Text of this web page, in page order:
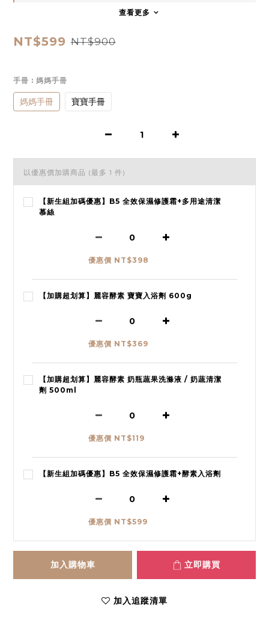
查看更多
NT$599 NT$900
手冊 : 媽媽手冊
媽媽手冊 寶寶手冊
以優惠價加購商品 (最多 1 件)
【新生組加碼優惠】B5 全效保濕修護霜+多用途清潔
慕絲
優惠價 NT$398
【加購超划算】麗容酵素 寶寶入浴劑 600g
優惠價 NT$369
【加購超划算】麗容酵素 奶瓶蔬果洗滌液 / 奶蔬清潔
劑 500ml
優惠價 NT$119
【新生組加碼優惠】B5 全效保濕修護霜+酵素入浴劑
優惠價 NT$599
加入購物車 立即購買
加入追蹤清單